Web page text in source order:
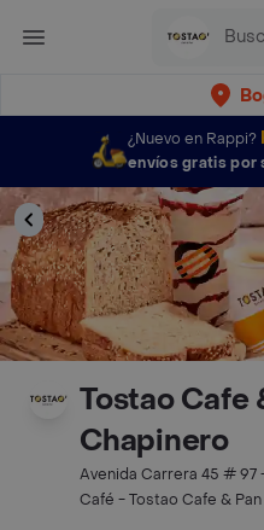
¿Nuevo en Rappi?
envíos gratis por
Tostao Cafe
Chapinero
Avenida Carrera 45 # 97
Café - Tostao Cafe & Pan